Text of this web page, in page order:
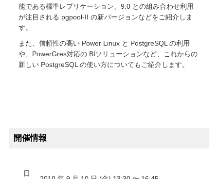
能である標準レプリケーション、9.0 との組み合わせ利用
が注目される pgpool-II の新バージョンなどをご紹介しま
す。
また、信頼性の高い Power Linux と PostgreSQL の利用
や、PowerGres対応の BIソリューションなど、これからの
新しい PostgreSQL の使い方についてもご紹介します。
開催情報
日